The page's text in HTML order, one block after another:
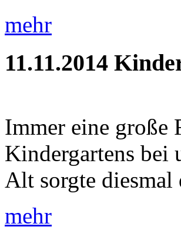
mehr
11.11.2014
Immer eine große
Kindergartens bei
Alt sorgte
mehr